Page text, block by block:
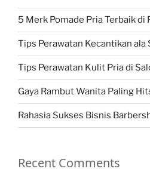
5 Merk Pomade Pria Terbaik di
Tips Perawatan Kecantikan ala
Tips Perawatan Kulit Pria di
Gaya Rambut Wanita Paling
Rahasia Sukses Bisnis
Recent Comments